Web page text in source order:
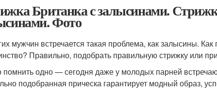
Британка с залысинами.
Фото
мужчин встречается такая проблема, как залысины.
Правильно, подобрать правильную стрижку или
одно — сегодня даже у молодых парней
подобранная прическа гарантирует модный образ,